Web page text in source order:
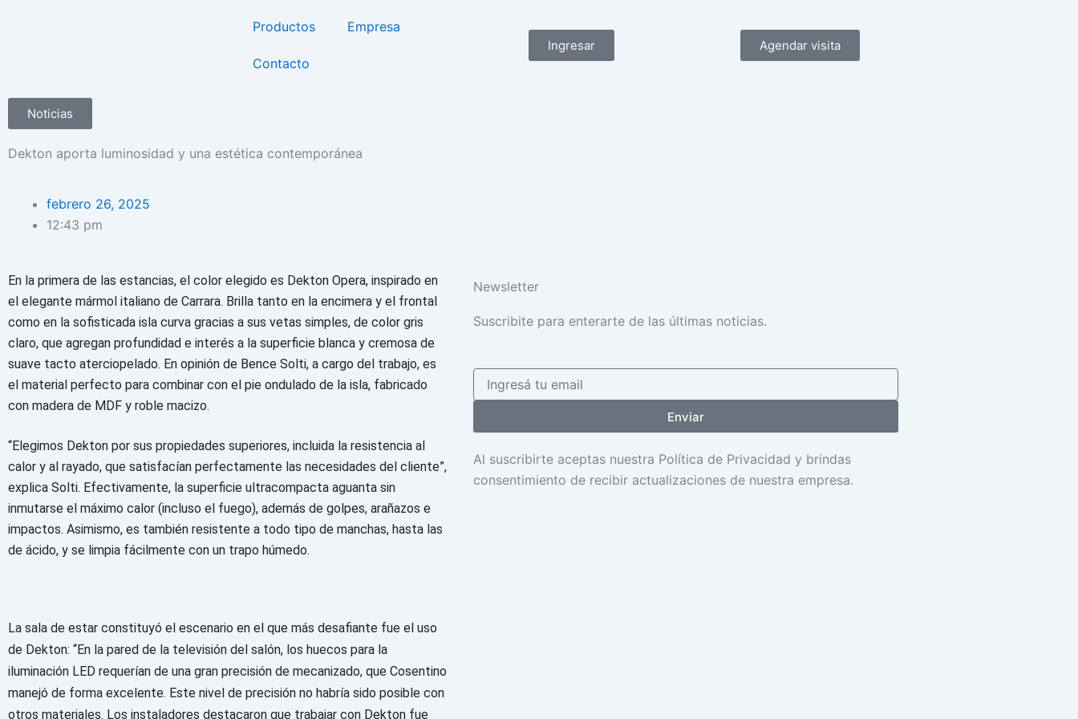
Productos Empresa
Contacto
Ingresar Agendar visita
Noticias
Dekton aporta luminosidad y una estética contemporánea
febrero 26, 2025
12:43 pm
En la primera de las estancias, el color elegido es Dekton Opera, inspirado en
el elegante mármol italiano de Carrara. Brilla tanto en la encimera y el frontal
como en la sofisticada isla curva gracias a sus vetas simples, de color gris
claro, que agregan profundidad e interés a la superficie blanca y cremosa de
suave tacto aterciopelado. En opinión de Bence Solti, a cargo del trabajo, es
el material perfecto para combinar con el pie ondulado de la isla, fabricado
con madera de MDF y roble macizo.
“Elegimos Dekton por sus propiedades superiores, incluida la resistencia al
calor y al rayado, que satisfacían perfectamente las necesidades del cliente”,
explica Solti. Efectivamente, la superficie ultracompacta aguanta sin
inmutarse el máximo calor (incluso el fuego), además de golpes, arañazos e
impactos. Asimismo, es también resistente a todo tipo de manchas, hasta las
de ácido, y se limpia fácilmente con un trapo húmedo.
La sala de estar constituyó el escenario en el que más desafiante fue el uso
de Dekton: “En la pared de la televisión del salón, los huecos para la
iluminación LED requerían de una gran precisión de mecanizado, que Cosentino
manejó de forma excelente. Este nivel de precisión no habría sido posible con
otros materiales. Los instaladores destacaron que trabajar con Dekton fue
Newsletter
Suscribite para enterarte de las últimas noticias.
Enviar
Al suscribirte aceptas nuestra Política de Privacidad y brindas
consentimiento de recibir actualizaciones de nuestra empresa.